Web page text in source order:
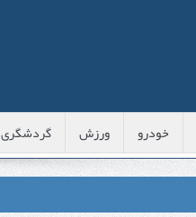
خودرو ورزش گردشگری